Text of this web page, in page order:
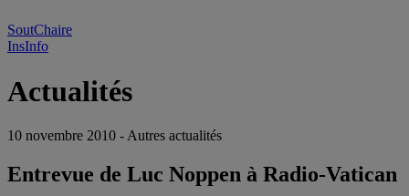
SoutChaire
InsInfo
Actualités
10 novembre 2010 - Autres actualités
Entrevue de Luc Noppen à Radio-Vatican